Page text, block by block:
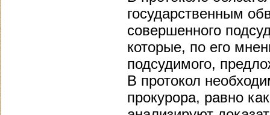
государственным
совершенного
которые, по его
подсудимого,
В протокол
прокурора, равно